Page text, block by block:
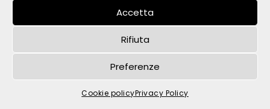
Accetta
Rifiuta
Preferenze
Cookie policyPrivacy Policy